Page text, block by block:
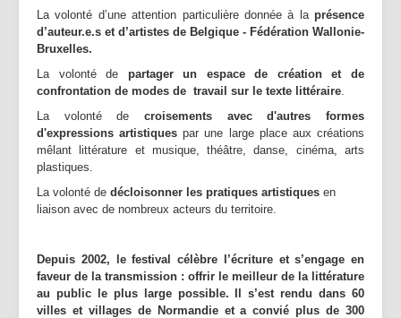
La volonté d’une attention particulière donnée à la présence
d’auteur.e.s et d’artistes de Belgique - Fédération Wallonie-
Bruxelles.
La volonté de partager un espace de création et de
confrontation de modes de travail sur le texte littéraire.
La volonté de croisements avec d'autres formes
d'expressions artistiquespar une large place aux créations
mêlant littérature et musique, théâtre, danse, cinéma, arts
plastiques.
La volonté de décloisonner les pratiques artistiques en
liaison avec de nombreux acteurs du territoire.
Depuis 2002, le festival célèbre l’écriture et s’engage en
faveur de la transmission : offrir le meilleur de la littérature
au public le plus large possible. Il s’est rendu dans 60
villes et villages de Normandie et a convié plus de 300